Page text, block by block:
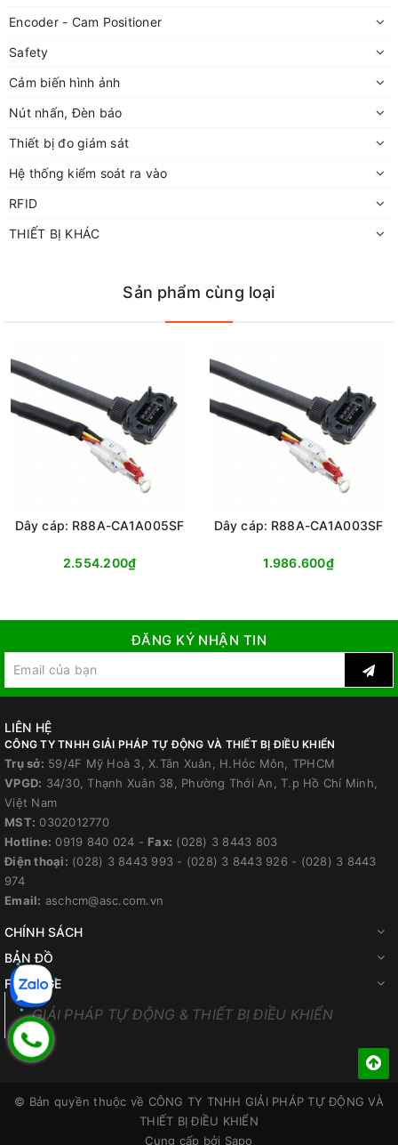
Encoder - Cam Positioner
Safety
Cảm biến hình ảnh
Nút nhấn, Đèn báo
Thiết bị đo giám sát
Hệ thống kiểm soát ra vào
RFID
THIẾT BỊ KHÁC
Sản phẩm cùng loại
Dây cáp: R88A-CA1A005SF
2.554.200₫
Dây cáp: R88A-CA1A003SF
1.986.600₫
ĐĂNG KÝ NHẬN TIN
LIÊN HỆ
CÔNG TY TNHH GIẢI PHÁP TỰ ĐỘNG VÀ THIẾT BỊ ĐIỀU KHIỂN
Trụ sở: 59/4F Mỹ Hoà 3, X.Tân Xuân, H.Hóc Môn, TPHCM
VPGD: 34/30, Thạnh Xuân 38, Phường Thới An, T.p Hồ Chí Minh,
Việt Nam
MST: 0302012770
Hotline: 0919 840 024 - Fax: (028) 3 8443 803
Điện thoại: (028) 3 8443 993 - (028) 3 8443 926 - (028) 3 8443
974
Email: aschcm@asc.com.vn
CHÍNH SÁCH
BẢN ĐỒ
FANPAGE
GIẢI PHÁP TỰ ĐỘNG & THIẾT BỊ ĐIỀU KHIỂN
© Bản quyền thuộc về CÔNG TY TNHH GIẢI PHÁP TỰ ĐỘNG VÀ
THIẾT BỊ ĐIỀU KHIỂN
Cung cấp bởi Sapo